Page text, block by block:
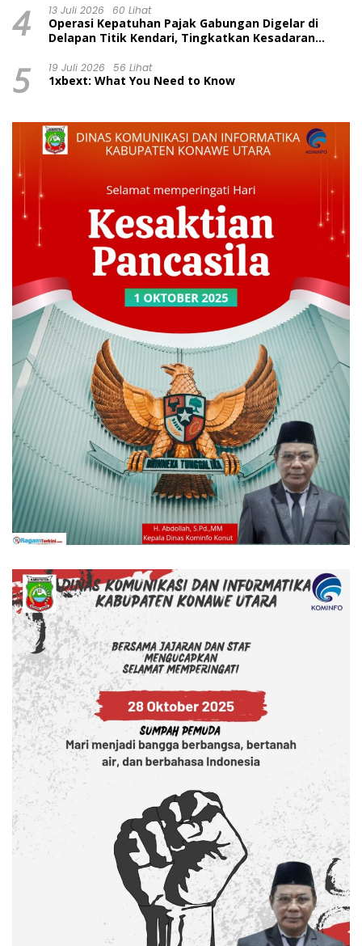
Dinilai Prematur
4 13 Juli 2026 60 Lihat
Operasi Kepatuhan Pajak Gabungan Digelar di
Delapan Titik Kendari, Tingkatkan Kesadaran
5 19 Juli 2026 56 Lihat
1xbext: What You Need to Know